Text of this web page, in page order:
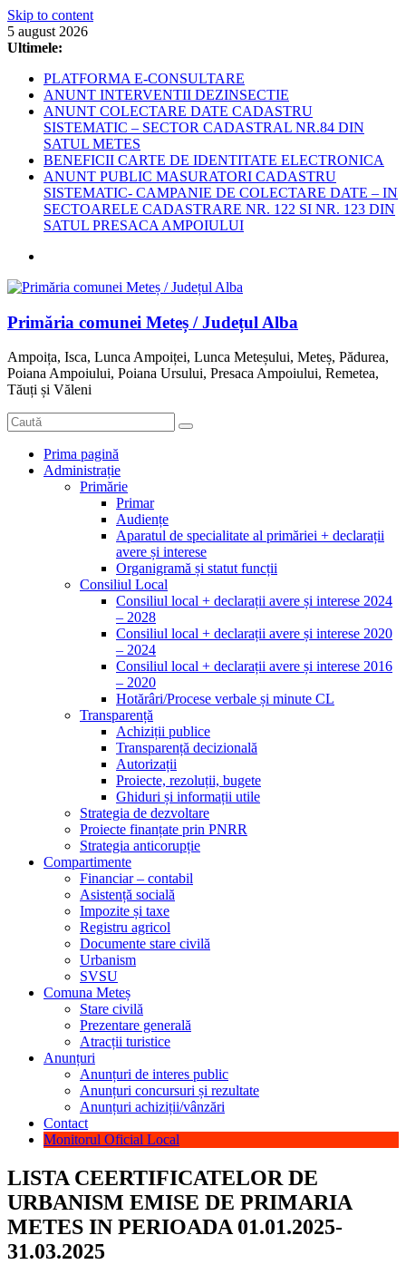
Skip to content
5 august 2026
Ultimele:
PLATFORMA E-CONSULTARE
ANUNT INTERVENTII DEZINSECTIE
ANUNT COLECTARE DATE CADASTRU
SISTEMATIC – SECTOR CADASTRAL NR.84 DIN
SATUL METES
BENEFICII CARTE DE IDENTITATE ELECTRONICA
ANUNT PUBLIC MASURATORI CADASTRU
SISTEMATIC- CAMPANIE DE COLECTARE DATE – IN
SECTOARELE CADASTRARE NR. 122 SI NR. 123 DIN
SATUL PRESACA AMPOIULUI
Primăria comunei Meteș / Județul Alba
Ampoița, Isca, Lunca Ampoiței, Lunca Meteșului, Meteș, Pădurea,
Poiana Ampoiului, Poiana Ursului, Presaca Ampoiului, Remetea,
Tăuți și Văleni
Prima pagină
Administrație
Primărie
Primar
Audiențe
Aparatul de specialitate al primăriei + declarații
avere și interese
Organigramă și statut funcții
Consiliul Local
Consiliul local + declarații avere și interese 2024
– 2028
Consiliul local + declarații avere și interese 2020
– 2024
Consiliul local + declarații avere și interese 2016
– 2020
Hotărâri/Procese verbale și minute CL
Transparență
Achiziții publice
Transparență decizională
Autorizații
Proiecte, rezoluții, bugete
Ghiduri și informații utile
Strategia de dezvoltare
Proiecte finanțate prin PNRR
Strategia anticorupție
Compartimente
Financiar – contabil
Asistență socială
Impozite și taxe
Registru agricol
Documente stare civilă
Urbanism
SVSU
Comuna Meteș
Stare civilă
Prezentare generală
Atracții turistice
Anunțuri
Anunțuri de interes public
Anunțuri concursuri și rezultate
Anunțuri achiziții/vânzări
Contact
Monitorul Oficial Local
LISTA CEERTIFICATELOR DE
URBANISM EMISE DE PRIMARIA
METES IN PERIOADA 01.01.2025-
31.03.2025